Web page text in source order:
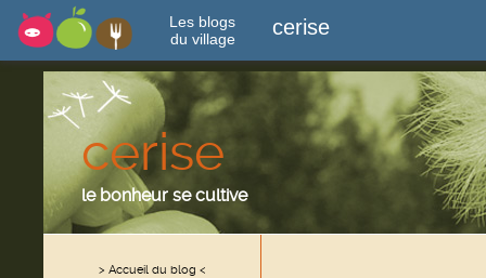
Les blogs
du village
cerise
cerise
le bonheur se cultive
> Accueil du blog <